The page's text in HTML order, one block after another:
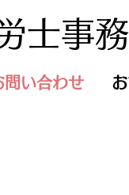
士事
問い合わせ